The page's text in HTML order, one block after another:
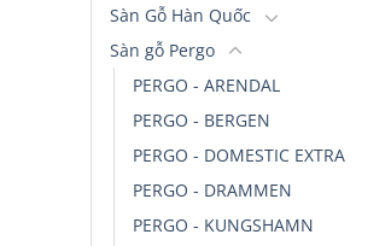
Sàn Gỗ Hàn Quốc
Sàn gỗ Pergo
PERGO - ARENDAL
PERGO - BERGEN
PERGO - DOMESTIC EXTRA
PERGO - DRAMMEN
PERGO - KUNGSHAMN